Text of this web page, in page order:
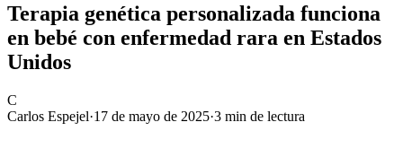
Terapia genética personalizada funciona
en bebé con enfermedad rara en Estados
Unidos
C
Carlos Espejel·17 de mayo de 2025·3 min de lectura